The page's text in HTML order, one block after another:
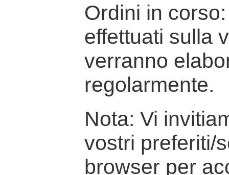
Ordini in
effettuati sulla
verranno
regolarmente.
Nota: Vi
vostri preferiti/
browser per